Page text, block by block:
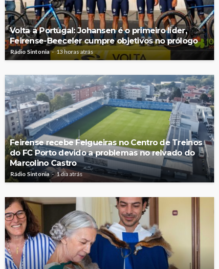
Volta a Portugal: Johansen é o primeiro líder,
Feirense-Beeceler cumpre objetivos no prólogo
Rádio Sintonia 13 horas atrás
Feirense recebe Felgueiras no Centro de Treinos
do FC Porto devido a problemas no relvado do
Marcolino Castro
Rádio Sintonia 1 dia atrás